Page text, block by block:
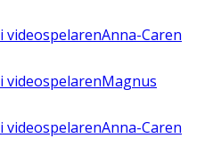
i videospelarenAnna-Caren
i videospelarenMagnus
i videospelarenAnna-Caren